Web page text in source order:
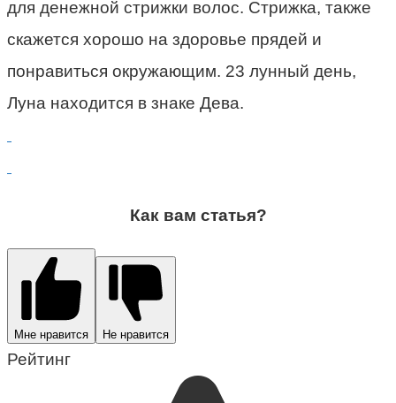
для денежной стрижки волос. Стрижка, также
скажется хорошо на здоровье прядей и
понравиться окружающим. 23 лунный день,
Луна находится в знаке Дева.
Как вам статья?
Мне нравится Не нравится
Рейтинг